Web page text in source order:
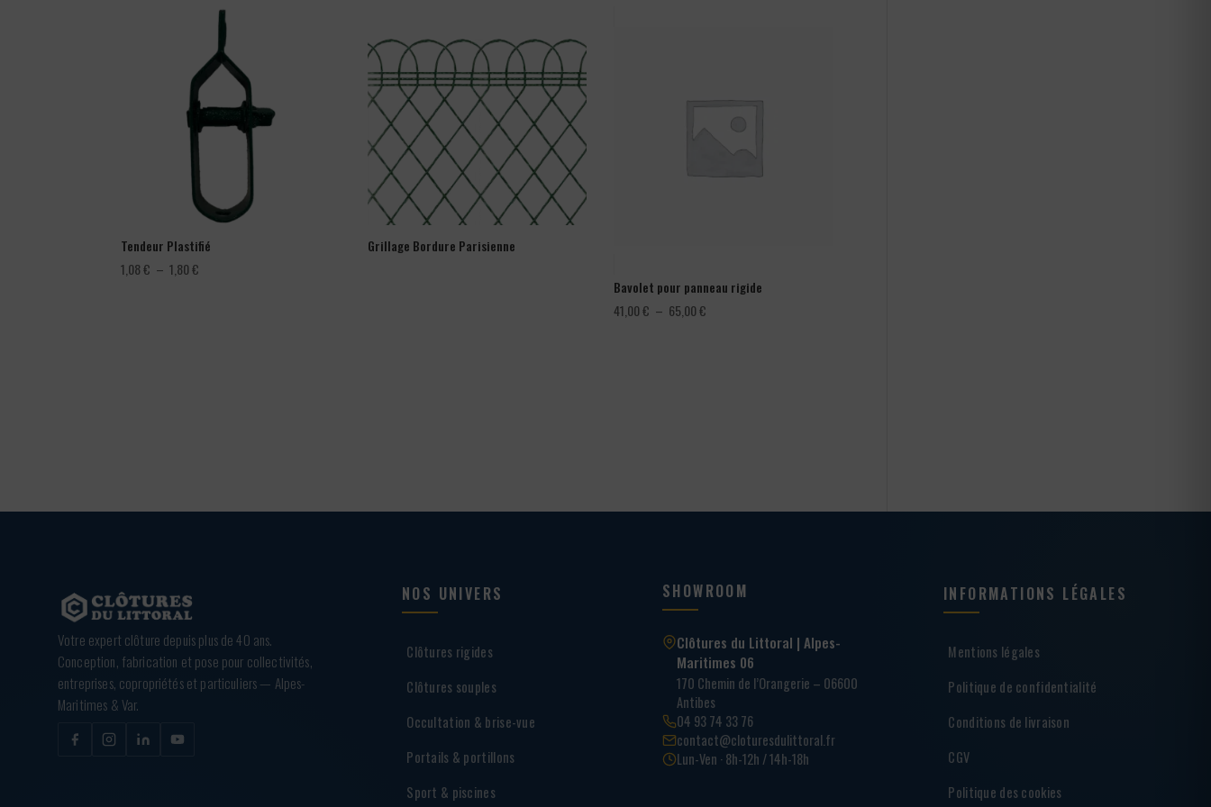
Tendeur Plastifié
1,08€ – 1,80€
Grillage Bordure Parisienne
Bavolet pour panneau rigide
41,00€ – 65,00€
Votre expert clôture depuis plus de 40 ans.
Conception, fabrication et pose pour collectivités,
entreprises, copropriétés et particuliers — Alpes-
Maritimes & Var.
NOS UNIVERS
Clôtures rigides
Clôtures souples
Occultation & brise-vue
Portails & portillons
Sport & piscines
SHOWROOM
Clôtures du Littoral | Alpes-
Maritimes 06
170 Chemin de l’Orangerie – 06600
Antibes
04 93 74 33 76
contact@cloturesdulittoral.fr
Lun-Ven · 8h-12h / 14h-18h
INFORMATIONS LÉGALES
Mentions légales
Politique de confidentialité
Conditions de livraison
CGV
Politique des cookies